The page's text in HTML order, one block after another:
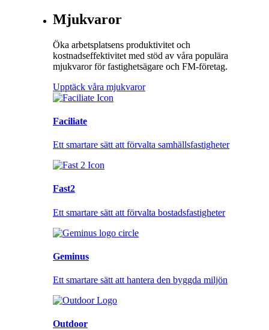
Mjukvaror
Öka arbetsplatsens produktivitet och
kostnadseffektivitet med stöd av våra populära
mjukvaror för fastighetsägare och FM-företag.
Upptäck våra mjukvaror
Faciliate
Ett smartare sätt att förvalta samhällsfastigheter
Fast2
Ett smartare sätt att förvalta bostadsfastigheter
Geminus
Ett smartare sätt att hantera den byggda miljön
Outdoor